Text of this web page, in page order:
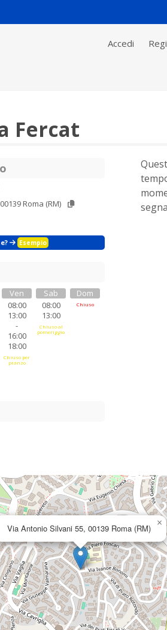
Accedi
Fercat
Roma (RM)
Esempio
Ven
08:00
13:00
-
16:00
18:00
Chiuso per
pranzo
Sab
08:00
13:00
Chiuso al
pomeriggio
Dom
Chiuso
Via Antonio Silvani 55, 00139 Roma (RM) ×